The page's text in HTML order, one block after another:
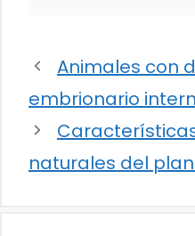
Animales con
embrionario
naturales del